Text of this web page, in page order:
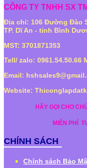
CÔNG TY TNHH SX
Địa chỉ: 106 Đường Đào
TP. Dĩ An - tỉnh Bình
MST: 3701871353
Tell/ zalo: 0961.54.50.66
Email:
Website:
HÃY GỌI CHO
MIỄN PHÍ
CHÍNH SÁCH
Chính sách Bảo